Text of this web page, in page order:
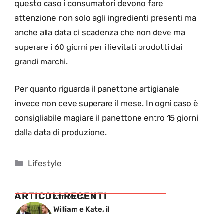
questo caso i consumatori devono fare
attenzione non solo agli ingredienti presenti ma
anche alla data di scadenza che non deve mai
superare i 60 giorni per i lievitati prodotti dai
grandi marchi.
Per quanto riguarda il panettone artigianale
invece non deve superare il mese. In ogni caso è
consigliabile magiare il panettone entro 15 giorni
dalla data di produzione.
Categorie
Lifestyle
ARTICOLI RECENTI
ATTUALITÁ
William e Kate, il